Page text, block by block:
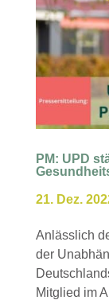
PM: UPD
21. Dez.
Anlässlich
der
Mitglied im